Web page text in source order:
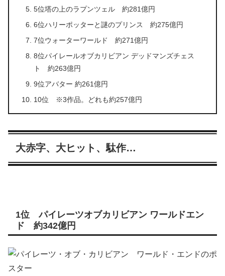
5位塔の上のラプンツェル 約281億円
6位ハリーポッターと謎のプリンス 約275億円
7位ウォーターワールド 約271億円
8位パイレールオブカリビアン デッドマンズチェス
ト 約263億円
9位アバター 約261億円
10位 ※3作品。どれも約257億円
大赤字、大ヒット、駄作…
1位 パイレーツオブカリビアン ワールドエン
ド 約342億円